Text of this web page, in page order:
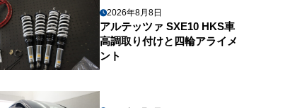
2026年8月8日
アルテッツァ SXE10 HKS車
高調取り付けと四輪アライメ
ント